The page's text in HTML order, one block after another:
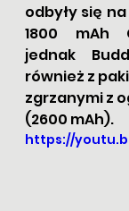
odbyły się
1800 mAh
jednak
również z
zgrzanymi z
(2600 mAh).
https://